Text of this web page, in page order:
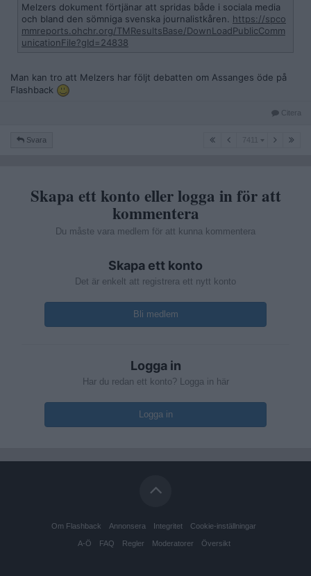
Melzers dokument förtjänar att spridas både i sociala media
och bland den sömniga svenska journalistkåren. https://spco
mmreports.ohchr.org/TMResultsBase/DownLoadPublicComm
unicationFile?gId=24838
Man kan tro att Melzers har följt debatten om Assanges öde på
Flashback
Citera
Svara 7411 7411
Skapa ett konto eller logga in för att
kommentera
Du måste vara medlem för att kunna kommentera
Skapa ett konto
Det är enkelt att registrera ett nytt konto
Bli medlem
Logga in
Har du redan ett konto? Logga in här
Logga in
Om Flashback Annonsera Integritet Cookie-inställningar
A-Ö FAQ Regler Moderatorer Översikt